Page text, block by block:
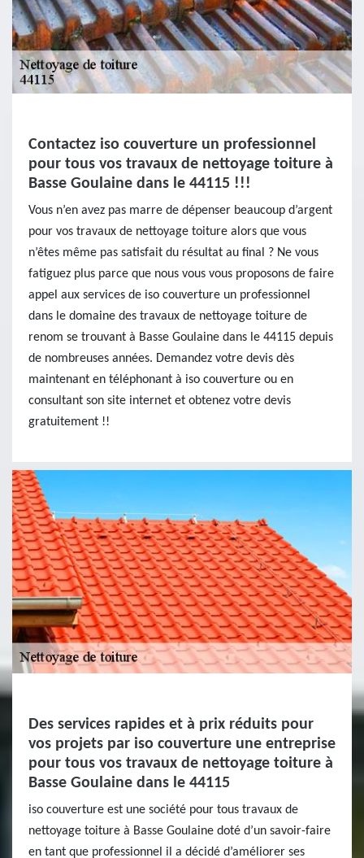
Contactez iso couverture un professionnel
pour tous vos travaux de nettoyage toiture à
Basse Goulaine dans le 44115 !!!
Vous n’en avez pas marre de dépenser beaucoup d’argent
pour vos travaux de nettoyage toiture alors que vous
n’êtes même pas satisfait du résultat au final ? Ne vous
fatiguez plus parce que nous vous vous proposons de faire
appel aux services de iso couverture un professionnel
dans le domaine des travaux de nettoyage toiture de
renom se trouvant à Basse Goulaine dans le 44115 depuis
de nombreuses années. Demandez votre devis dès
maintenant en téléphonant à iso couverture ou en
consultant son site internet et obtenez votre devis
gratuitement !!
Des services rapides et à prix réduits pour
vos projets par iso couverture une entreprise
pour tous vos travaux de nettoyage toiture à
Basse Goulaine dans le 44115
iso couverture est une société pour tous travaux de
nettoyage toiture à Basse Goulaine doté d’un savoir-faire
en tant que professionnel il a décidé d’améliorer ses